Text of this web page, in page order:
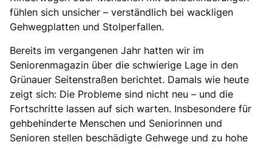
fühlen sich unsicher – verständlich bei wackligen
Gehwegplatten und Stolperfallen.
Bereits im vergangenen Jahr hatten wir im
Seniorenmagazin über die schwierige Lage in den
Grünauer Seitenstraßen berichtet. Damals wie heute
zeigt sich: Die Probleme sind nicht neu – und die
Fortschritte lassen auf sich warten. Insbesondere für
gehbehinderte Menschen und Seniorinnen und
Senioren stellen beschädigte Gehwege und zu hohe